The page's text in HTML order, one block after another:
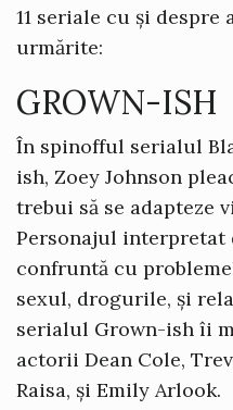
11 seriale cu și
urmărite:
GROWN-ISH
În spinofful serialul
ish, Zoey Johnson
trebui să se adapteze
Personajul interpretat
confruntă cu
sexul, drogurile, și
serialul Grown-ish îi
actorii Dean Cole,
Raisa, și Emily Arlook.